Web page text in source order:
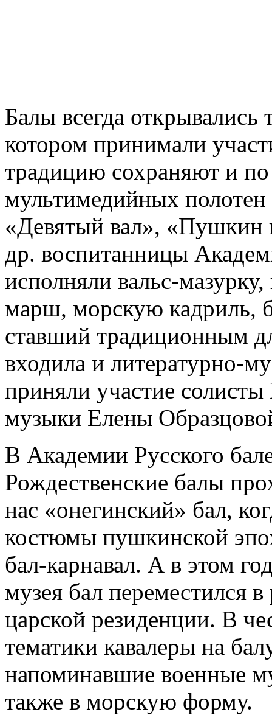
Балы всегда
котором принимали
традицию сохраняют и
мультимедийных
«Девятый вал», «Пушкин
др. воспитанницы
исполняли вальс-
марш, морскую кадриль,
ставший традиционным
входила и литературно-
приняли участие
музыки Елены
В Академии Русского
Рождественские балы
нас «онегинский» бал,
костюмы пушкинской
бал-карнавал. А в этом
музея бал переместился
царской резиденции. В
тематики кавалеры на
напоминавшие военные
также в морскую форму.